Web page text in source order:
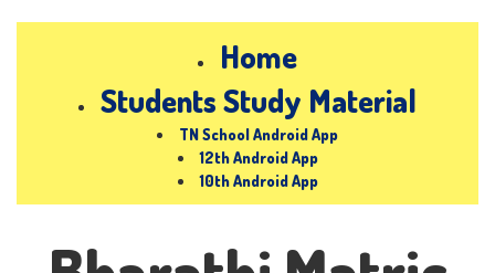
Home
Students Study Material
TN School Android App
12th Android App
10th Android App